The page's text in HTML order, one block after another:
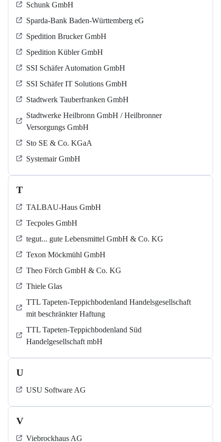
Schunk GmbH
Sparda-Bank Baden-Württemberg eG
Spedition Brucker GmbH
Spedition Kübler GmbH
SSI Schäfer Automation GmbH
SSI Schäfer IT Solutions GmbH
Stadtwerk Tauberfranken GmbH
Stadtwerke Heilbronn GmbH / Heilbronner
Versorgungs GmbH
Sto SE & Co. KGaA
Systemair GmbH
T
TALBAU-Haus GmbH
Tecpoles GmbH
tegut... gute Lebensmittel GmbH & Co. KG
Texon Möckmühl GmbH
Theo Förch GmbH & Co. KG
Thiele Glas
TTL Tapeten-Teppichbodenland Handelsgesellschaft
mit beschränkter Haftung
TTL Tapeten-Teppichbodenland Süd
Handelgesellschaft mbH
U
USU Software AG
V
Viebrockhaus AG